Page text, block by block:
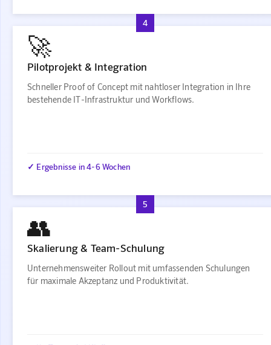
4
🚀
Pilotprojekt & Integration
Schneller Proof of Concept mit nahtloser Integration in Ihre
bestehende IT-Infrastruktur und Workflows.
✓ Ergebnisse in 4-6 Wochen
5
👥
Skalierung & Team-Schulung
Unternehmensweiter Rollout mit umfassenden Schulungen
für maximale Akzeptanz und Produktivität.